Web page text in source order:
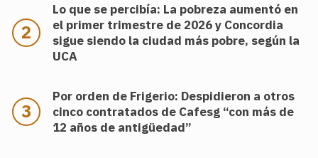
Lo que se percibía: La pobreza aumentó en
el primer trimestre de 2026 y Concordia
sigue siendo la ciudad más pobre, según la
UCA
Por orden de Frigerio: Despidieron a otros
cinco contratados de Cafesg “con más de
12 años de antigüedad”